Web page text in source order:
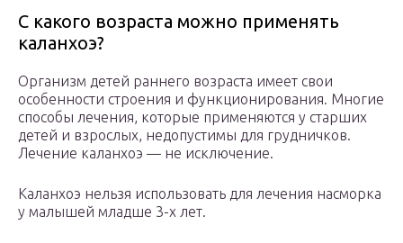
С какого возраста можно применять
каланхоэ?
Организм детей раннего возраста имеет свои
особенности строения и функционирования. Многие
способы лечения, которые применяются у старших
детей и взрослых, недопустимы для грудничков.
Лечение каланхоэ — не исключение.
Каланхоэ нельзя использовать для лечения насморка
у малышей младше 3-х лет.